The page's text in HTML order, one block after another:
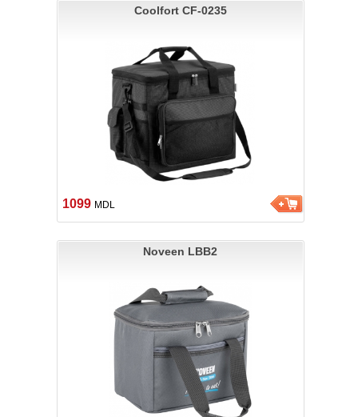
Coolfort CF-0235
1099 MDL
Noveen LBB2